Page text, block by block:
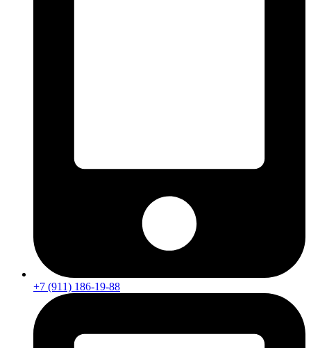
+7 (911) 186-19-88